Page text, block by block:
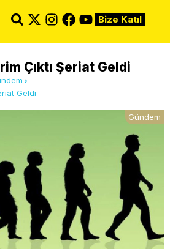
Bize Katıl
Çıktı Şeriat Geldi
Geldi
Gündem